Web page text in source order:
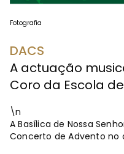
Fotografia
DACS
A actuação
Coro da Escola
\n
A Basílica de Nossa
Concerto de Advento no